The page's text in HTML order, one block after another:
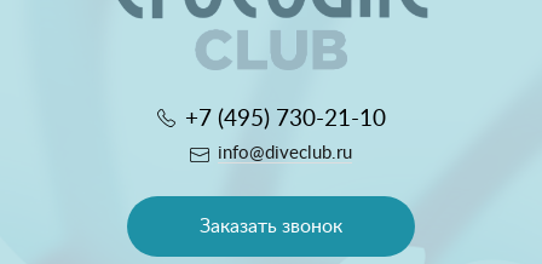
+7 (495) 730-21-10
info@diveclub.ru
Заказать звонок